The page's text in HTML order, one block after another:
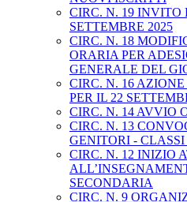
CIRC. N. 19 INVITO
SETTEMBRE 2025
CIRC. N. 18
ORARIA PER
GENERALE DEL
CIRC. N. 16
PER IL 22
CIRC. N. 14 AVVIO
CIRC. N. 13
GENITORI - CLASSI
CIRC. N. 12 INIZIO
SECONDARIA
CIRC. N. 9